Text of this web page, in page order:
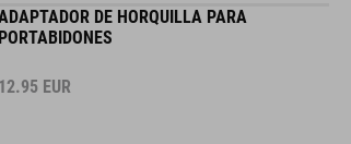
DE HORQUILLA PARA
PORTABIDONES
12.95 EUR